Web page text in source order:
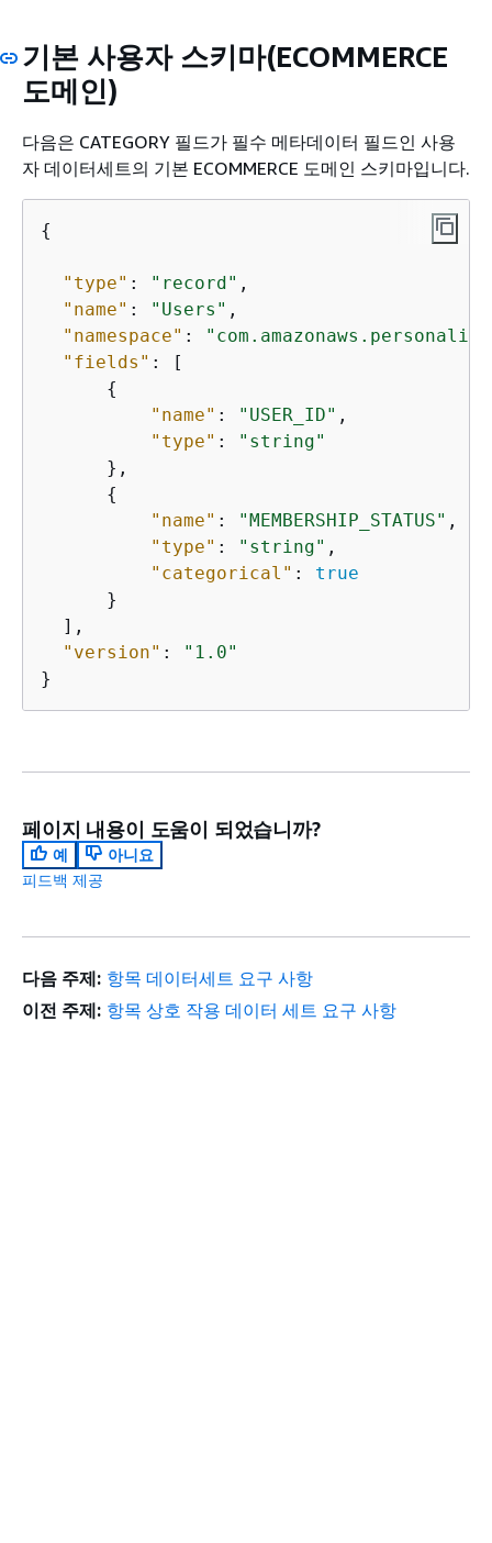
기본 사용자 스키마(ECOMMERCE
도메인)
다음은 CATEGORY 필드가 필수 메타데이터 필드인 사용
자 데이터세트의 기본 ECOMMERCE 도메인 스키마입니다.
{
"type" : "record" ,
"name" : "Users" ,
"namespace" :
"fields" : [
{
"name" : "USER_ID" ,
"type" :
"string"
      },
{
"name" : "MEMBERSHIP_STATUS" ,
"type" : "string" ,
"categorical" : true
      }
  ],
"version" :
"1.0"
}
페이지 내용이 도움이 되었습니까?
예
아니요
피드백 제공
다음 주제: 항목 데이터세트 요구 사항
이전 주제: 항목 상호 작용 데이터 세트 요구 사항